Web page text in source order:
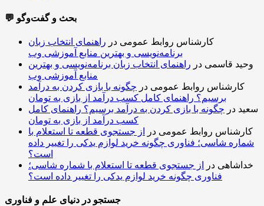
💬 بحث و گفت‌وگو
کارشناس روابط عمومی در راهنمای انتخاب زبان
برنامه‌نویسی و بهترین منابع آموزشی وب
وحید قاسمی در راهنمای انتخاب زبان برنامه‌نویسی و بهترین
منابع آموزشی وب
کارشناس روابط عمومی در چگونه با بازی کردن به درآمد
برسیم؟ راهنمای کامل کسب درآمد از بازی به تومان
سعید در چگونه با بازی کردن به درآمد برسیم؟ راهنمای کامل
کسب درآمد از بازی به تومان
کارشناس روابط عمومی در
از جستجوی قطعه تا استعلام با
شماره شاسی؛ فناوری چگونه خرید لوازم یدکی را تغییر داده
است؟
خداشاهی در
از جستجوی قطعه تا استعلام با شماره شاسی؛
فناوری چگونه خرید لوازم یدکی را تغییر داده است؟
جستجو در دنیای علم و فناوری